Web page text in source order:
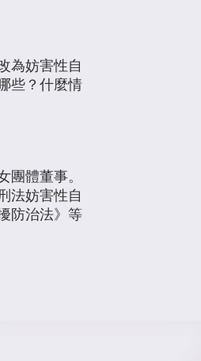
為妨害性自
些？什麼情
體董事。
法妨害性自
防治法》等